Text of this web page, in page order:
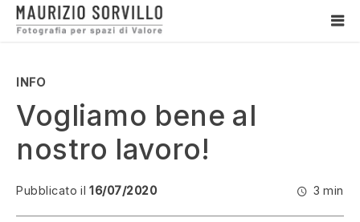
Vai
contenuto
INFO
Vogliamo bene al
nostro lavoro!
Pubblicato il16/07/2020 3 min